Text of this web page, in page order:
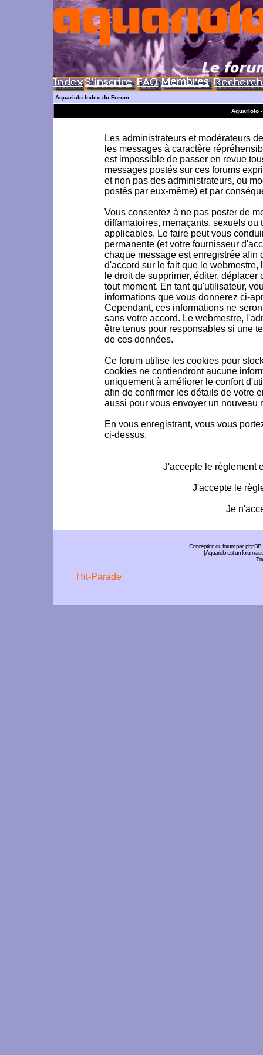
Aquariolo Index du Forum
Aquariolo
Les administrateurs et modérateurs
les messages à caractère
est impossible de passer en revue
messages postés sur ces forums
et non pas des administrateurs, ou
postés par eux-même) et par
Vous consentez à ne pas poster de
diffamatoires, menaçants, sexuels
applicables. Le faire peut vous
permanente (et votre fournisseur
chaque message est enregistrée afin
d'accord sur le fait que le
le droit de supprimer, éditer,
tout moment. En tant qu'utilisateur,
informations que vous donnerez ci-
Cependant, ces informations ne
sans votre accord. Le webmestre,
être tenus pour responsables si une
de ces données.
Ce forum utilise les cookies pour
cookies ne contiendront aucune
uniquement à améliorer le confort
afin de confirmer les détails de votre
aussi pour vous envoyer un nouveau
En vous enregistrant, vous vous
ci-dessus.
J'accepte le règlement
J'accepte le
Je
Conception du forum par:phpBB
| Aquariolo est un forum